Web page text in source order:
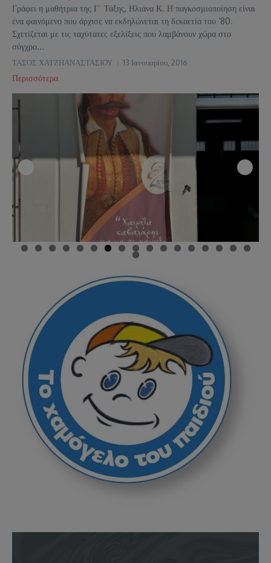
Γράφει η μαθήτρια της Γ΄ Τάξης, Ηλιάνα Κ. Η παγκοσμιοποίηση είναι
ένα φαινόμενο που άρχισε να εκδηλώνεται τη δεκαετία του ’80.
Σχετίζεται με τις ταχύτατες εξελίξεις που λαμβάνουν χώρα στο
σύγχρο...
ΤΑΣΟΣ ΧΑΤΖΗΑΝΑΣΤΑΣΙΟΥ 13 Ιανουαρίου, 2016
Περισσότερα